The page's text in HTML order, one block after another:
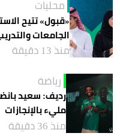
محليات
«قبول» تتيح
الجامعات
منذ 13 دقيقة
رياضة
رديف: سعيد
مليء بالإنجازات
منذ 36 دقيقة